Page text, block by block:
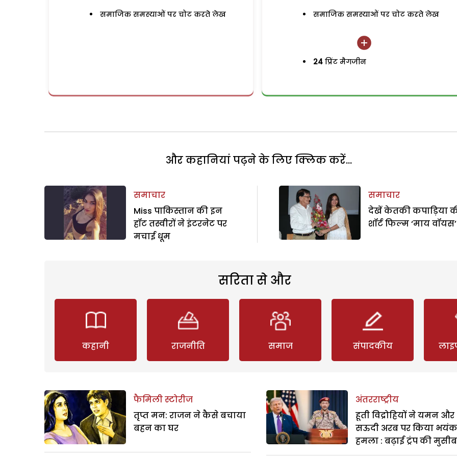
समाजिक समस्याओं पर चोट करते लेख समाजिक समस्याओं पर चोट करते लेख
24 प्रिंट मैगजीन
और कहानियां पढ़ने के लिए क्लिक करें...
समाचार
Miss पाकिस्तान की इन
हॉट तस्वीरों ने इंटरनेट पर
मचाई धूम
समाचार
देखें केतकी कपाड़िया
शॉर्ट फिल्म ‘माय वॉयस’
सरिता से और
कहानी राजनीति समाज संपादकीय
फैमिली स्टोरीज
तृप्त मन: राजन ने कैसे बचाया
बहन का घर
अंतरराष्ट्रीय
हूती विद्रोहियों ने यमन और
सऊदी अरब पर किया
हमला : बढ़ाई ट्रंप की